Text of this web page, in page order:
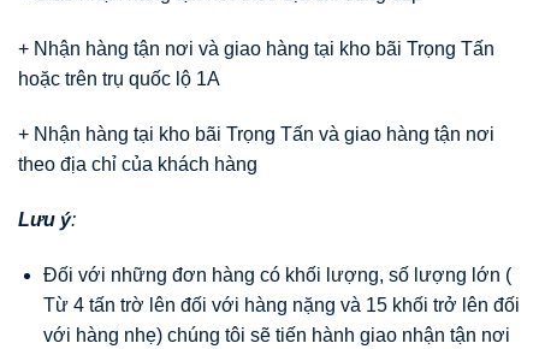
+ Nhận hàng tận nơi và giao hàng tại kho bãi Trọng Tấn
hoặc trên trụ quốc lộ 1A
+ Nhận hàng tại kho bãi Trọng Tấn và giao hàng tận nơi
theo địa chỉ của khách hàng
Lưu ý:
Đối với những đơn hàng có khối lượng, số lượng lớn (
Từ 4 tấn trờ lên đối với hàng nặng và 15 khối trở lên đối
với hàng nhẹ) chúng tôi sẽ tiến hành giao nhận tận nơi